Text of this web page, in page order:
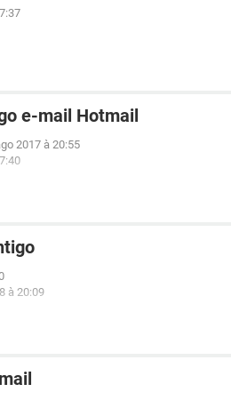
e-mail Hotmail
2017 à 20:55
à 20:09